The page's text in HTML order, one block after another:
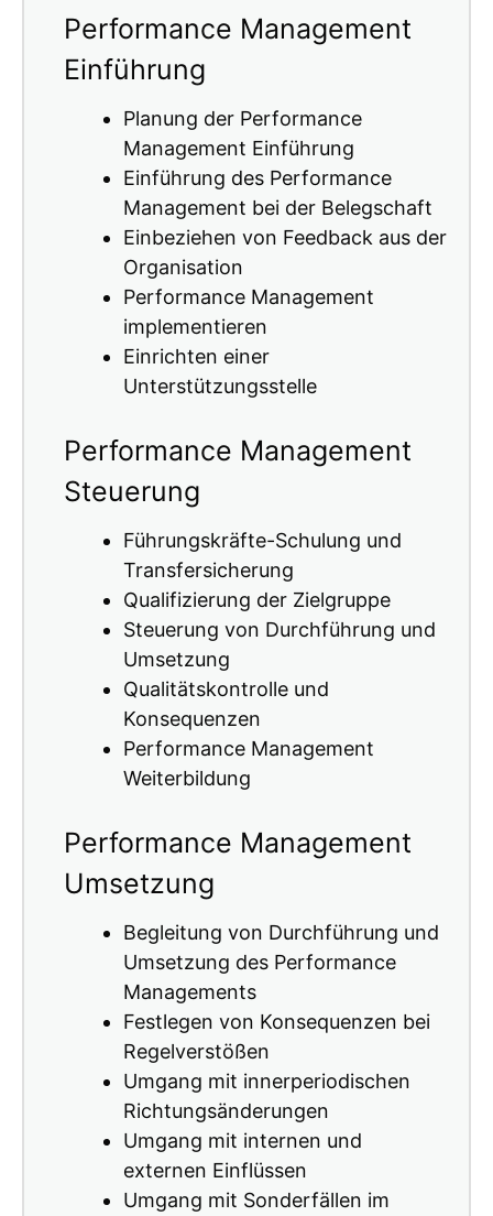
Performance Management
Einführung
Planung der Performance
Management Einführung
Einführung des Performance
Management bei der Belegschaft
Einbeziehen von Feedback aus der
Organisation
Performance Management
implementieren
Einrichten einer
Unterstützungsstelle
Performance Management
Steuerung
Führungskräfte-Schulung und
Transfersicherung
Qualifizierung der Zielgruppe
Steuerung von Durchführung und
Umsetzung
Qualitätskontrolle und
Konsequenzen
Performance Management
Weiterbildung
Performance Management
Umsetzung
Begleitung von Durchführung und
Umsetzung des Performance
Managements
Festlegen von Konsequenzen bei
Regelverstößen
Umgang mit innerperiodischen
Richtungsänderungen
Umgang mit internen und
externen Einflüssen
Umgang mit Sonderfällen im